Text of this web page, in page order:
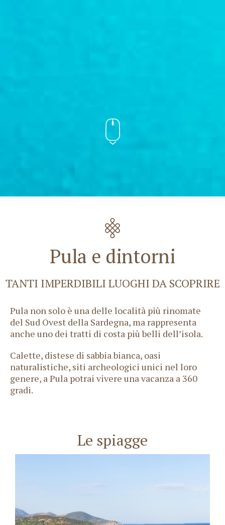
Pula e dintorni
TANTI IMPERDIBILI LUOGHI DA SCOPRIRE
Pula non solo è una delle località più rinomate
del Sud Ovest della Sardegna, ma rappresenta
anche uno dei tratti di costa più belli dell’isola.
Calette, distese di sabbia bianca, oasi
naturalistiche, siti archeologici unici nel loro
genere, a Pula potrai vivere una vacanza a 360
gradi.
Le spiagge